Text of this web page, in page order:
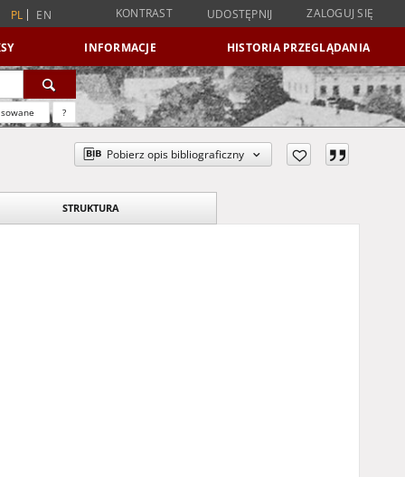
PL EN KONTRAST UDOSTĘPNIJ ZALOGUJ SIĘ
INFORMACJE HISTORIA PRZEGLĄDANIA
?
Pobierz opis bibliograficzny
STRUKTURA